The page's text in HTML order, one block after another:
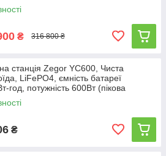
₴ 316 800 ₴
станція Zegor YC600, Чиста
LiFePO4, ємність батареї
год, потужність 600Вт (пікова
₴